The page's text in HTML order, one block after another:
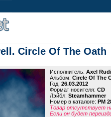
Circle Of The Oath
Исполнитель: Axel
Альбом: Circle Of The
Год: 26.03.2012
Формат носителя: CD
Лэйбл: Steamhammer
Номер в каталоге: PM
Товар отсутствует
Если он будет